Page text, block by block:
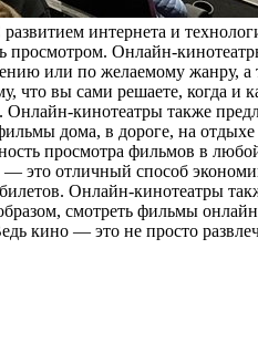
интернета и
просмотром. Онлайн-
или по желаемому жанру,
что вы сами решаете, когда
Онлайн-кинотеатры также
дома, в дороге, на
просмотра фильмов в
это отличный способ
Онлайн-кинотеатры
смотреть фильмы
кино — это не просто